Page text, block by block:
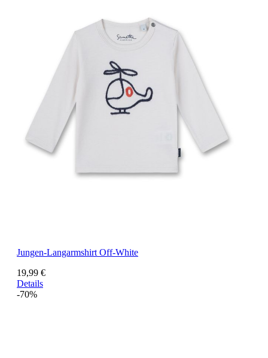
Jungen-Langarmshirt Off-White
19,99 €
Details
-70%